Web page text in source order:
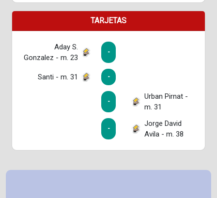
TARJETAS
Aday S.
Gonzalez - m. 23
-
Santi - m. 31 -
-
Urban Pirnat -
m. 31
-
Jorge David
Avila - m. 38